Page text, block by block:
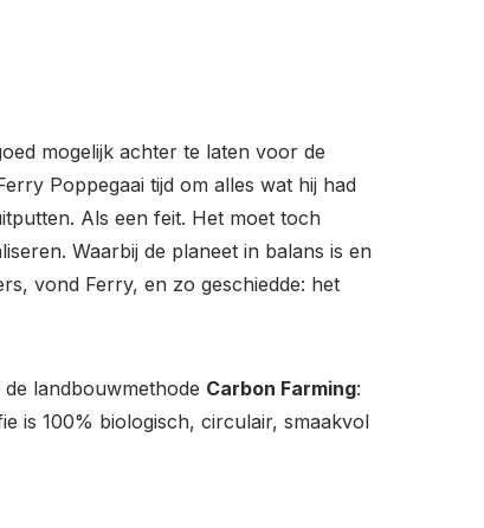
mogelijk achter te laten voor de
Poppegaai tijd om alles wat hij had
Als een feit. Het moet toch
Waarbij de planeet in balans is en
vond Ferry, en zo geschiedde: het
de landbouwmethode Carbon Farming:
is 100% biologisch, circulair, smaakvol